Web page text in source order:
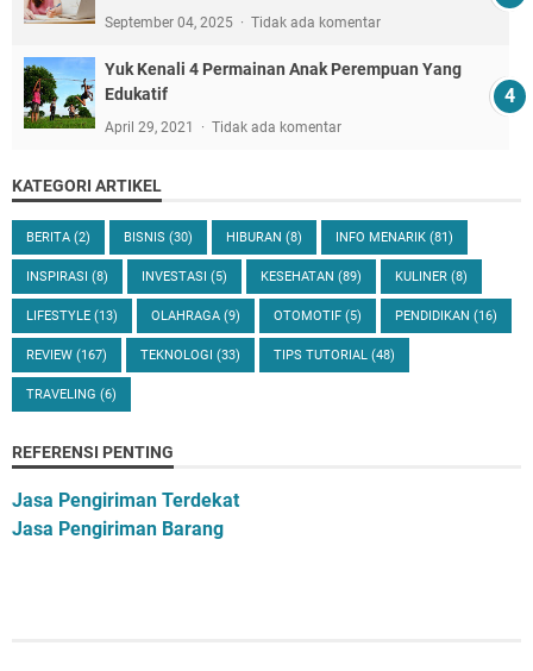
September 04, 2025 Tidak ada komentar
Yuk Kenali 4 Permainan Anak Perempuan Yang
Edukatif
April 29, 2021 Tidak ada komentar
KATEGORI ARTIKEL
BERITA (2) BISNIS (30) HIBURAN (8) INFO MENARIK (81)
INSPIRASI (8) INVESTASI (5) KESEHATAN (89) KULINER (8)
LIFESTYLE (13) OLAHRAGA (9) OTOMOTIF (5) PENDIDIKAN (16)
REVIEW (167) TEKNOLOGI (33) TIPS TUTORIAL (48)
TRAVELING (6)
REFERENSI PENTING
Jasa Pengiriman Terdekat
Jasa Pengiriman Barang